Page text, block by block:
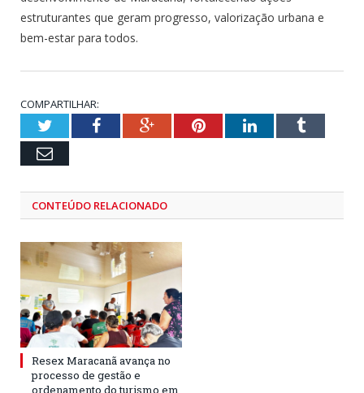
estruturantes que geram progresso, valorização urbana e
bem-estar para todos.
COMPARTILHAR:
TwitterFacebookGoogle+PinterestLinkedInTumblr
Email
CONTEÚDO RELACIONADO
Resex Maracanã avança no
processo de gestão e
ordenamento do turismo em